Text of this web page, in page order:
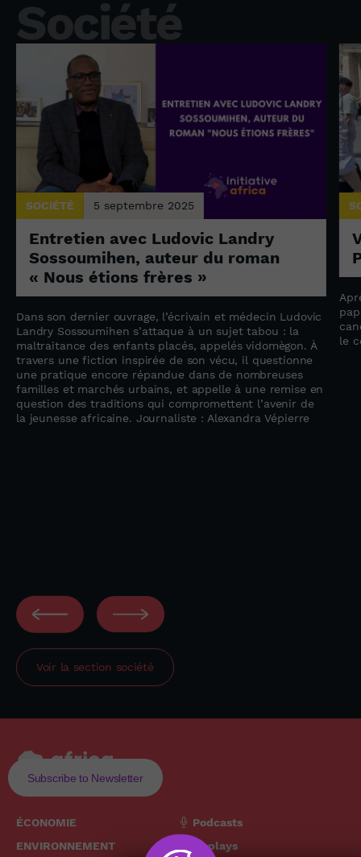
Société
SOCIÉTÉ 5 septembre 2025
Entretien avec Ludovic Landry
Sossoumihen, auteur du roman
« Nous étions frères »
Dans son dernier ouvrage, l’écrivain et médecin Ludovic
Landry Sossoumihen s’attaque à un sujet tabou : la
maltraitance des enfants placés, appelés vidomègon. À
travers une fiction inspirée de son vécu, il questionne
une pratique encore répandue dans de nombreuses
familles et marchés urbains, et appelle à une remise en
question des traditions qui compromettent l’avenir de
la jeunesse africaine. Journaliste : Alexandra Vépierre
le
Voir la section société
Subscribe to Newsletter
ÉCONOMIE
ENVIRONNEMENT
Podcasts
Replays